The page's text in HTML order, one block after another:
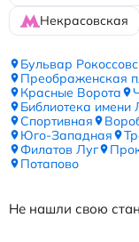
Некрасовская
Бульвар
Преображенская
Красные Ворота
Библиотека имени
Спортивная
Юго-Западная
Филатов Луг
Потапово
Не нашли свою